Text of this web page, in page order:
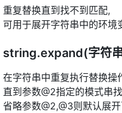
重复替换直到找不到匹配,
可用于展开字符串中的环境
string.expand(字符
在字符串中重复执行替换操
直到参数@2指定的模式串
省略参数@2,@3则默认展